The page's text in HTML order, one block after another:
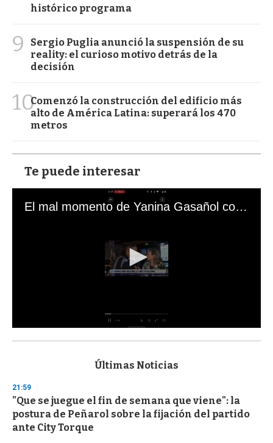
histórico programa
9
Sergio Puglia anunció la suspensión de su
reality: el curioso motivo detrás de la
decisión
10Comenzó la construcción del edificio más
alto de América Latina: superará los 470
metros
Te puede interesar
El mal momento de Yanina Gasañol con un hincha argentino en "Subrayado"
s
d
s
o
f
3
Últimas Noticias
21:59
"Que se juegue el fin de semana que viene": la
postura de Peñarol sobre la fijación del partido
ante City Torque